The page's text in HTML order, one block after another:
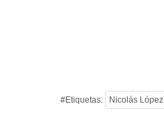
#Etiquetas: Nicolás López